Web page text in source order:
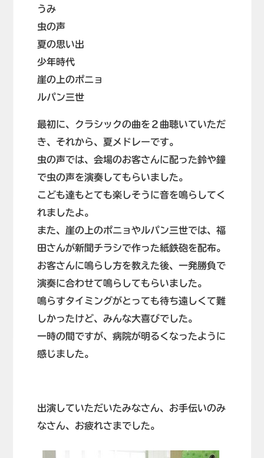
うみ
虫の声
夏の思い出
少年時代
崖の上のポニョ
ルパン三世
最初に、クラシックの曲を２曲聴いていただ
き、それから、夏メドレーです。
虫の声では、会場のお客さんに配った鈴や鐘
で虫の声を演奏してもらいました。
こども達もとても楽しそうに音を鳴らしてく
れましたよ。
また、崖の上のポニョやルパン三世では、福
田さんが新聞チラシで作った紙鉄砲を配布。
お客さんに鳴らし方を教えた後、一発勝負で
演奏に合わせて鳴らしてもらいました。
鳴らすタイミングがとっても待ち遠しくて難
しかったけど、みんな大喜びでした。
一時の間ですが、病院が明るくなったように
感じました。
出演していただいたみなさん、お手伝いのみ
なさん、お疲れさまでした。